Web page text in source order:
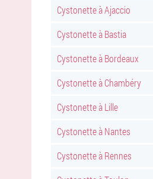
Cystonette à Ajaccio
Cystonette à Bastia
Cystonette à Bordeaux
Cystonette à Chambéry
Cystonette à Lille
Cystonette à Nantes
Cystonette à Rennes